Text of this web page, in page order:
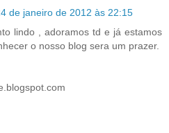
de janeiro de 2012 às 22:15
lindo , adoramos td e já estamos
o nosso blog sera um prazer.